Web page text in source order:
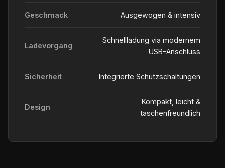
Geschmack Ausgewogen & intensiv
Ladevorgang
Schnellladung via modernem
USB-Anschluss
Sicherheit Integrierte Schutzschaltungen
Design
Kompakt, leicht &
taschenfreundlich